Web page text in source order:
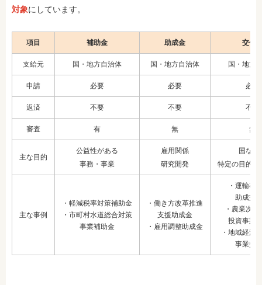
対象にしています。
項目 補助金 助成金 交付
支給元 国・地方自治体 国・地方自治体 国・地方
申請 必要 必要 必要
返済 不要 不要 不要
審査 有 無 無
主な目的
公益性がある
事務・事業
雇用関係
研究開発
国など
特定の目的の
主な事例
・軽減税率対策補助金
・市町村水道総合対策
事業補助金
・働き方改革推進
支援助成金
・雇用調整助成金
・運輸事
助成交
・農業次
投資事業
・地域経済
事業交